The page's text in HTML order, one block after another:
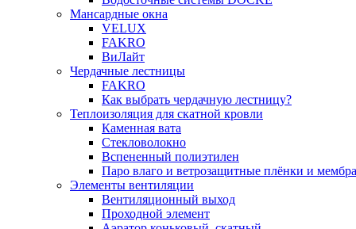
Мансардные окна
VELUX
FAKRO
ВиЛайт
Чердачные лестницы
FAKRO
Как выбрать чердачную лестницу?
Теплоизоляция для скатной кровли
Каменная вата
Стекловолокно
Вспененный полиэтилен
Паро влаго и ветрозащитные плёнки и
Элементы вентиляции
Вентиляционный выход
Проходной элемент